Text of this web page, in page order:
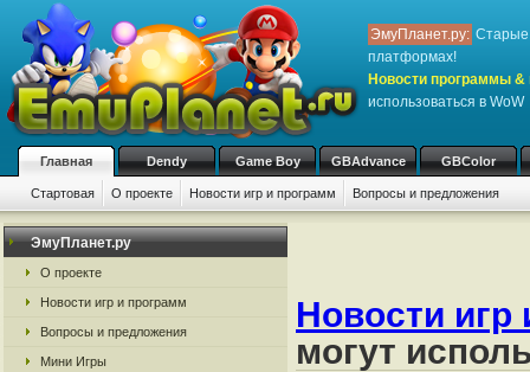
ЭмуПланет.ру: Старые
платформах!
Новости программы &
использоваться в WoW
Главная Dendy Game Boy GBAdvance GBColor
Стартовая О проекте Новости игр и программ Вопросы и предложения
ЭмуПланет.ру
О проекте
Новости игр и программ
Вопросы и предложения
Мини Игры
Новости игр
могут